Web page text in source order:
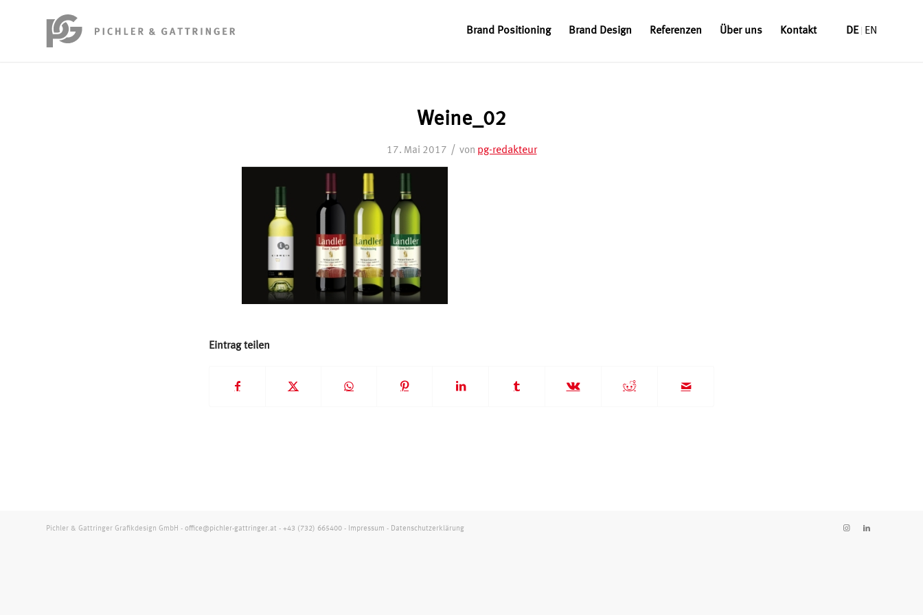
Brand Positioning Brand Design Referenzen Über uns Kontakt DE EN
Weine_02
17. Mai 2017 / von pg-redakteur
Eintrag teilen
Pichler & Gattringer Grafikdesign GmbH - office@pichler-gattringer.at - +43 (732) 665400 - Impressum - Datenschutzerklärung